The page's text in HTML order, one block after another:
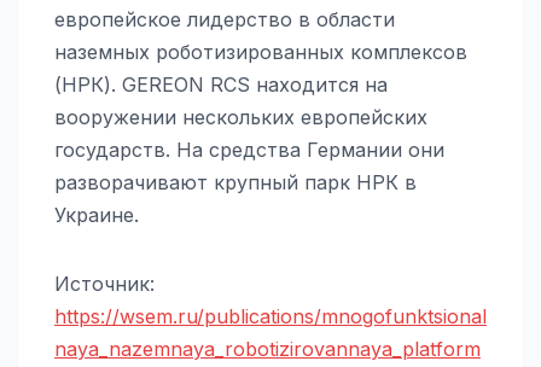
европейское лидерство в области
наземных роботизированных комплексов
(НРК). GEREON RCS находится на
вооружении нескольких европейских
государств. На средства Германии они
разворачивают крупный парк НРК в
Украине.
Источник:
https://wsem.ru/publications/mnogofunktsional
naya_nazemnaya_robotizirovannaya_platform